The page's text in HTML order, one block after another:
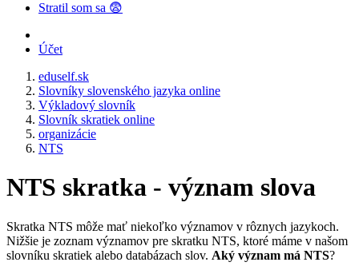
Stratil som sa 😨
Účet
eduself.sk
Slovníky slovenského jazyka online
Výkladový slovník
Slovník skratiek online
organizácie
NTS
NTS skratka - význam slova
Skratka NTS môže mať niekoľko významov v rôznych jazykoch.
Nižšie je zoznam významov pre skratku NTS, ktoré máme v našom
slovníku skratiek alebo databázach slov. Aký význam má NTS?